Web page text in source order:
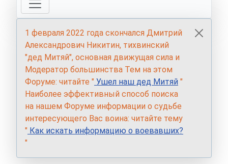
1 февраля 2022 года скончался Дмитрий
Александрович Никитин, тихвинский
"дед Митяй", основная движущая сила и
Модератор большинства Тем на этом
Форуме: читайте " Ушел наш дед Митяй "
Наиболее эффективный способ поиска
на нашем Форуме информации о судьбе
интересующего Вас воина: читайте тему
" Как искать информацию о воевавших?
"